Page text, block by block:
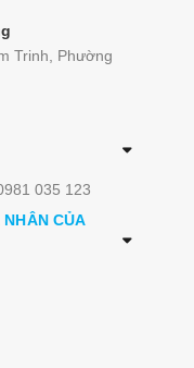
Trinh, Phường
035 123
CỦA